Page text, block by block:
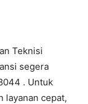
Teknisi
segera
. Untuk
layanan cepat,